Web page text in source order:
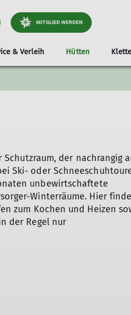
MITGLIED WERDEN
& Verleih Hütten
buchen - Altes HöfleKlimaneutrale
Jugend Vöhringen
Veranstaltungen
der nachrangig
Ski- oder
unbewirtschaftete
Winterräume. Hier
zum Kochen und Heizen
der Regel nur